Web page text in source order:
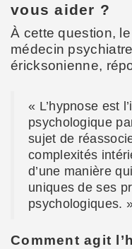
vous aider ?
À cette question, le
médecin
éricksonienne,
« L’hypnose est
psychologique
sujet de
complexités
d’une manière
uniques de ses
psychologiques.
Comment agit